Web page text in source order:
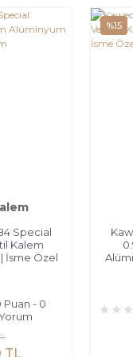
Special
Kalem
İsme Özel
Puan - 0
TL
%15